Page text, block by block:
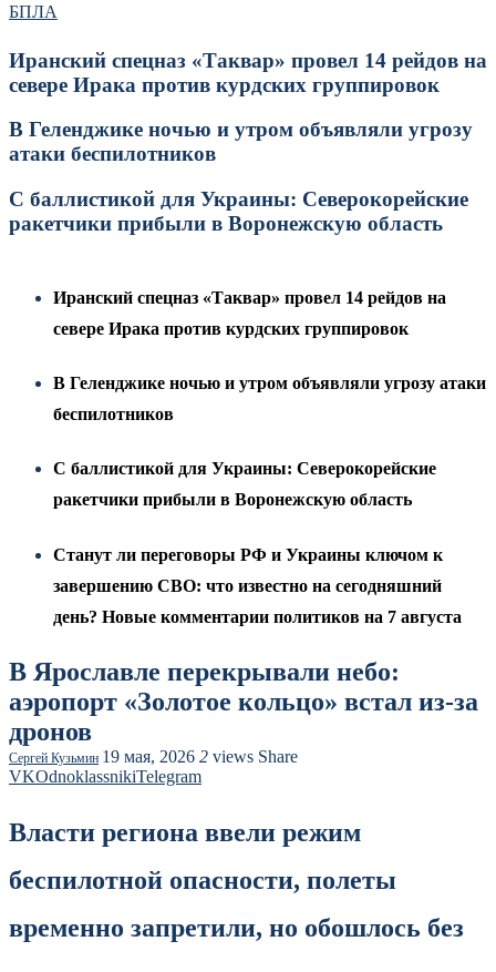
БПЛА
Иранский спецназ «Таквар» провел 14 рейдов на
севере Ирака против курдских группировок
В Геленджике ночью и утром объявляли угрозу
атаки беспилотников
С баллистикой для Украины: Северокорейские
ракетчики прибыли в Воронежскую область
Иранский спецназ «Таквар» провел 14 рейдов на
севере Ирака против курдских группировок
В Геленджике ночью и утром объявляли угрозу атаки
беспилотников
С баллистикой для Украины: Северокорейские
ракетчики прибыли в Воронежскую область
Станут ли переговоры РФ и Украины ключом к
завершению СВО: что известно на сегодняшний
день? Новые комментарии политиков на 7 августа
В Ярославле перекрывали небо:
аэропорт «Золотое кольцо» встал из-за
дронов
Сергей Кузьмин 19 мая, 2026 2 views Share
VKOdnoklassnikiTelegram
Власти региона ввели режим
беспилотной опасности, полеты
временно запретили, но обошлось без